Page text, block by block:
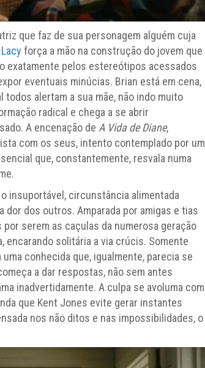
que faz de sua personagem alguém cuja
força a mão na construção do jovem que
exatamente pelos estereótipos acessados
eventuais minúcias. Brian está em cena,
todos alertam a sua mãe, não indo muito
radical e chega a se abrir
A encenação de A Vida de Diane,
com os seus, intento contemplado por um
que, constantemente, resvala numa
insuportável, circunstância alimentada
dos outros. Amparada por amigas e tias
serem as caçulas da numerosa geração
encarando solitária a via crúcis. Somente
conhecida que, igualmente, parecia se
a dar respostas, não sem antes
inadvertidamente. A culpa se avoluma com
que Kent Jones evite gerar instantes
nos não ditos e nas impossibilidades, o